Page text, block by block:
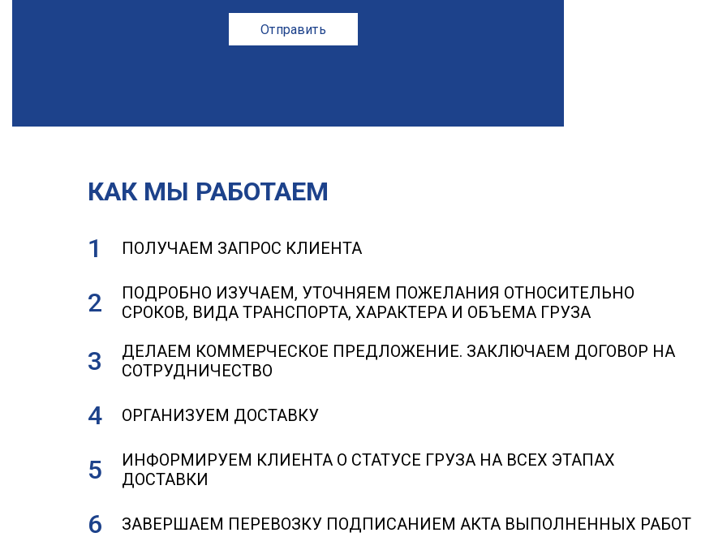
Отправить
КАК МЫ РАБОТАЕМ
ПОЛУЧАЕМ ЗАПРОС КЛИЕНТА
ПОДРОБНО ИЗУЧАЕМ, УТОЧНЯЕМ ПОЖЕЛАНИЯ ОТНОСИТЕЛЬНО
СРОКОВ, ВИДА ТРАНСПОРТА, ХАРАКТЕРА И ОБЪЕМА ГРУЗА
ДЕЛАЕМ КОММЕРЧЕСКОЕ ПРЕДЛОЖЕНИЕ. ЗАКЛЮЧАЕМ ДОГОВОР НА
СОТРУДНИЧЕСТВО
ОРГАНИЗУЕМ ДОСТАВКУ
ИНФОРМИРУЕМ КЛИЕНТА О СТАТУСЕ ГРУЗА НА ВСЕХ ЭТАПАХ
ДОСТАВКИ
ЗАВЕРШАЕМ ПЕРЕВОЗКУ ПОДПИСАНИЕМ АКТА ВЫПОЛНЕННЫХ РАБОТ